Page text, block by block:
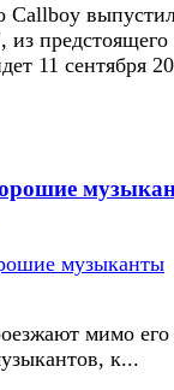
Callboy
из предстоящего
11 сентября
мимо его
к...